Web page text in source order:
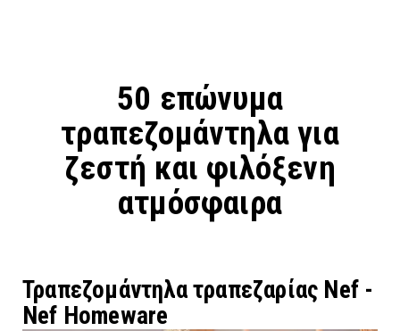
50 επώνυμα
τραπεζομάντηλα για
ζεστή και φιλόξενη
ατμόσφαιρα
Τραπεζομάντηλα τραπεζαρίας Nef -
Nef Homeware